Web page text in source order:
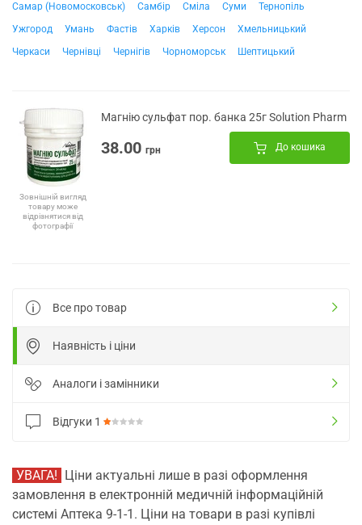
Самар (Новомосковськ)
Самбір Сміла Суми
Тернопіль
Ужгород
Умань Фастів Харків Херсон
Хмельницький
Черкаси
Чернівці Чернігів Чорноморськ Шептицький
Зовнішній вигляд
товару може
відрізнятися від
фотографії
Магнію сульфат пор. банка 25г Solution Pharm
38.00 грн До кошика
Все про товар
Наявність і ціни
Аналоги і замінники
Відгуки 1
УВАГА! Ціни актуальні лише в разі оформлення
замовлення в електронній медичній інформаційній
системі Аптека 9-1-1. Ціни на товари в разі купівлі